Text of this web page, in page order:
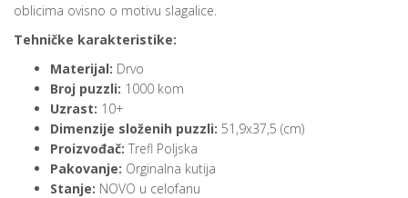
oblicima ovisno o motivu slagalice.
Tehničke karakteristike:
Materijal: Drvo
Broj puzzli: 1000 kom
Uzrast: 10+
Dimenzije složenih puzzli: 51,9x37,5 (cm)
Proizvođač: Trefl Poljska
Pakovanje: Orginalna kutija
Stanje: NOVO u celofanu